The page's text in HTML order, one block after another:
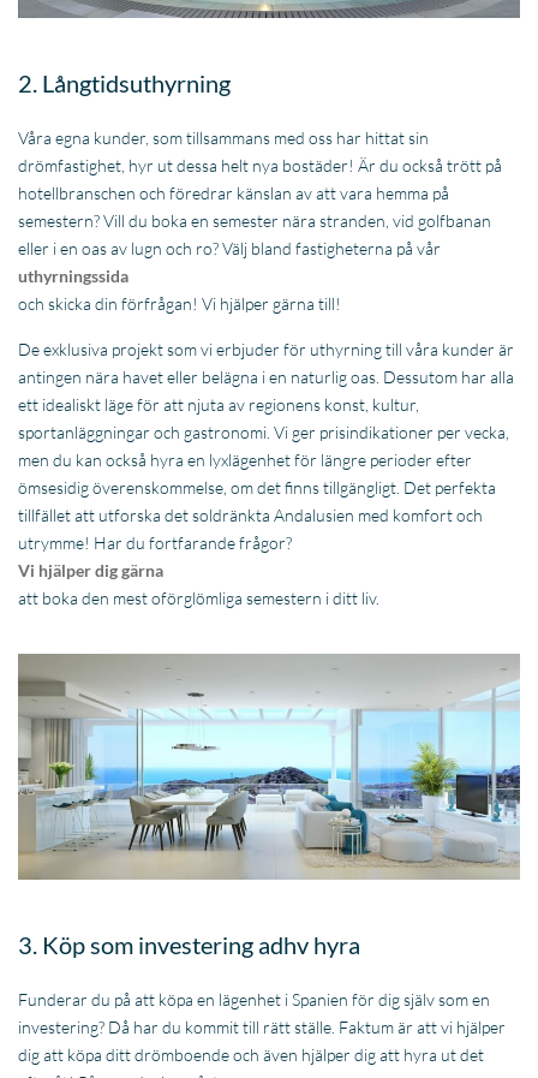
2. Långtidsuthyrning
Våra egna kunder, som tillsammans med oss har hittat sin
drömfastighet, hyr ut dessa helt nya bostäder! Är du också trött på
hotellbranschen och föredrar känslan av att vara hemma på
semestern? Vill du boka en semester nära stranden, vid golfbanan
eller i en oas av lugn och ro? Välj bland fastigheterna på vår
uthyrningssida
och skicka din förfrågan! Vi hjälper gärna till!
De exklusiva projekt som vi erbjuder för uthyrning till våra kunder är
antingen nära havet eller belägna i en naturlig oas. Dessutom har alla
ett idealiskt läge för att njuta av regionens konst, kultur,
sportanläggningar och gastronomi. Vi ger prisindikationer per vecka,
men du kan också hyra en lyxlägenhet för längre perioder efter
ömsesidig överenskommelse, om det finns tillgängligt. Det perfekta
tillfället att utforska det soldränkta Andalusien med komfort och
utrymme! Har du fortfarande frågor?
Vi hjälper dig gärna
att boka den mest oförglömliga semestern i ditt liv.
3. Köp som investering adhv hyra
Funderar du på att köpa en lägenhet i Spanien för dig själv som en
investering? Då har du kommit till rätt ställe. Faktum är att vi hjälper
dig att köpa ditt drömboende och även hjälper dig att hyra ut det